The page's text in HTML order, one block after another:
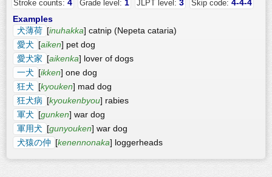
Stroke counts: 4 Grade level: 1 JLPT level: 3 Skip code: 4-4-4
Examples
犬薄荷 [inuhakka] catnip (Nepeta cataria)
愛犬 [aiken] pet dog
愛犬家 [aikenka] lover of dogs
一犬 [ikken] one dog
狂犬 [kyouken] mad dog
狂犬病 [kyoukenbyou] rabies
軍犬 [gunken] war dog
軍用犬 [gunyouken] war dog
犬猿の仲 [kenennonaka] loggerheads